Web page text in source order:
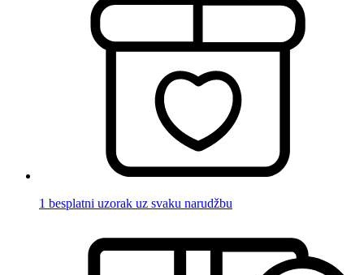
1 besplatni uzorak uz svaku narudžbu